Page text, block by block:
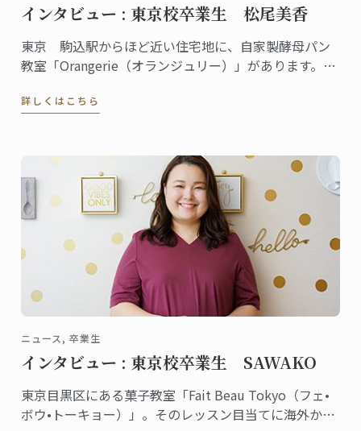
インタビュー : 東京校卒業生 松尾美香
東京 駒込駅からほど近い住宅地に、自家製酵母パン
教室「Orangerie（オランジュリー）」があります。の
動画をアップしている人気の自家製パン教室を主宰し
詳しくはこちら
ニュース, 卒業生
インタビュー : 東京校卒業生 SAWAKO
東京目黒区にある菓子教室「Fait Beau Tokyo（フェ•
ボウ•トーキョー）」。そのレッスン目当てに海外から